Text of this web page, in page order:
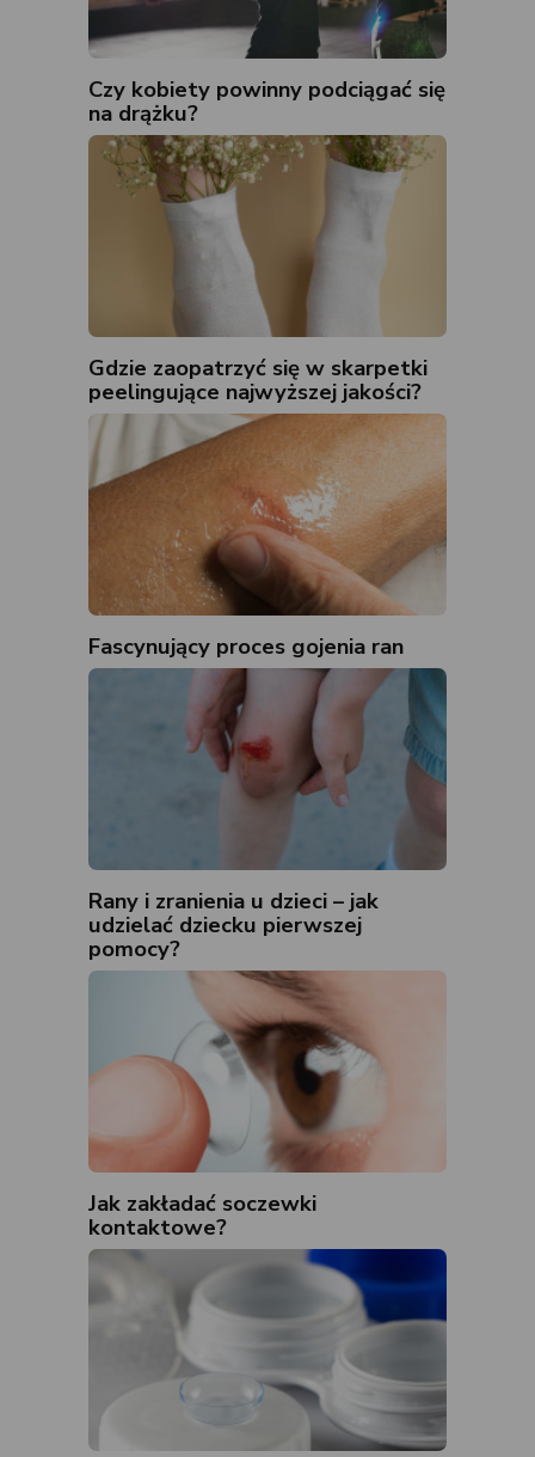
Czy kobiety powinny podciągać się
na drążku?
Gdzie zaopatrzyć się w skarpetki
peelingujące najwyższej jakości?
Fascynujący proces gojenia ran
Rany i zranienia u dzieci – jak
udzielać dziecku pierwszej
pomocy?
Jak zakładać soczewki
kontaktowe?